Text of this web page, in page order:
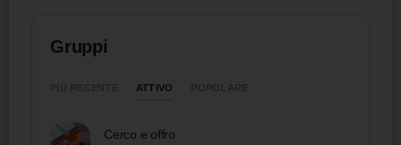
Gruppi
ATTIVO
Cerco e offro